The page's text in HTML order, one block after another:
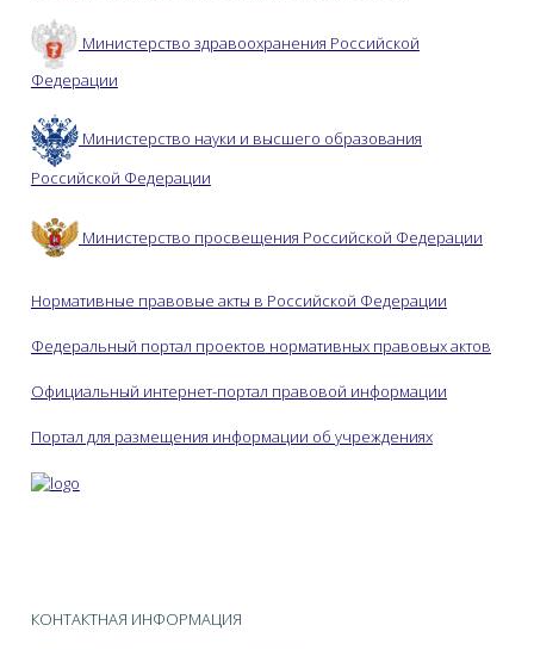
Министерство здравоохранения Российской
Федерации
Министерство науки и высшего образования
Российской Федерации
Министерство просвещения Российской Федерации
Нормативные правовые акты в Российской Федерации
Федеральный портал проектов нормативных правовых актов
Официальный интернет-портал правовой информации
Портал для размещения информации об учреждениях
КОНТАКТНАЯ ИНФОРМАЦИЯ